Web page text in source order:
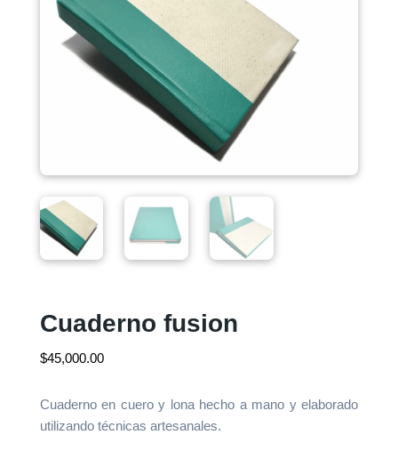
Cuaderno fusion
$45,000.00
Cuaderno en cuero y lona hecho a mano y elaborado
utilizando técnicas artesanales.